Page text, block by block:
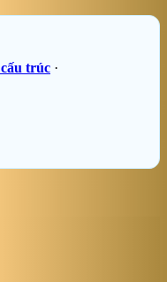
trúc ·